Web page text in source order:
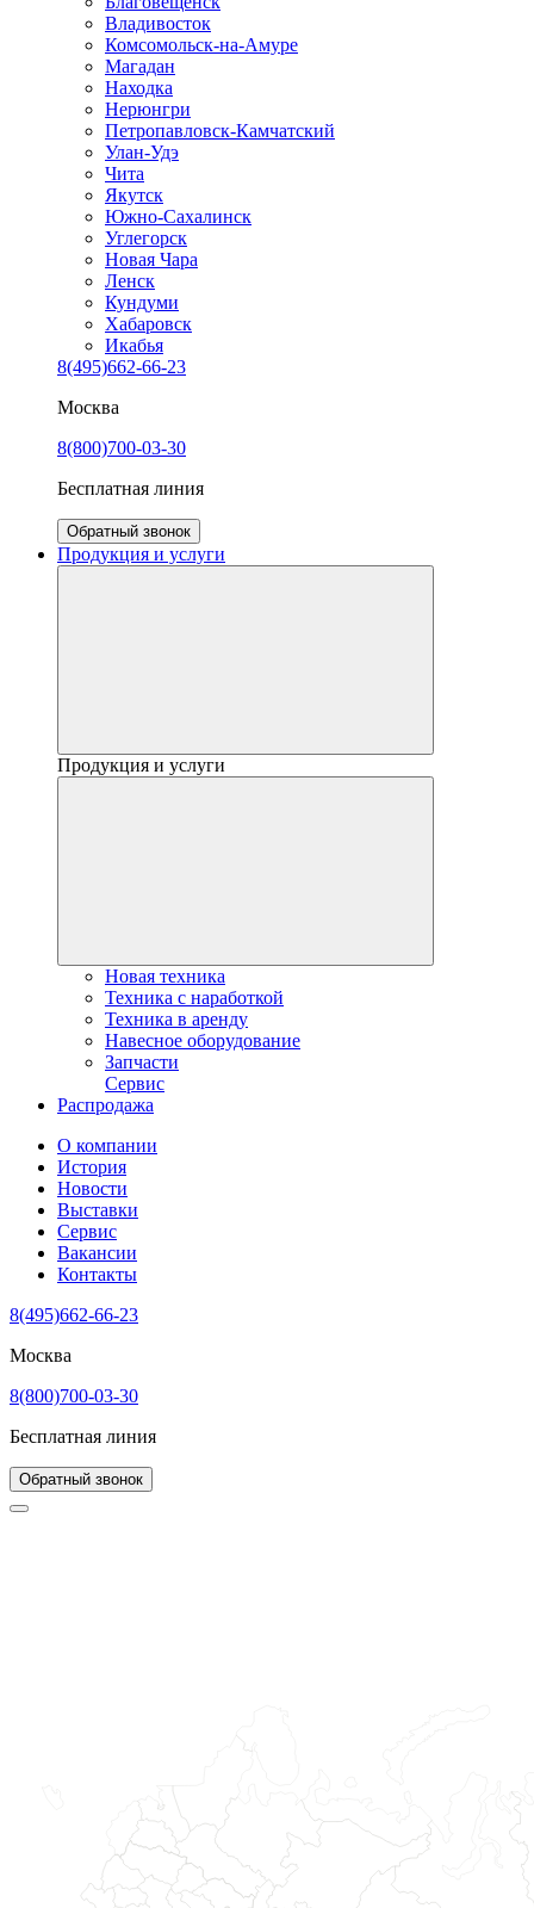
Владивосток
Комсомольск-на-Амуре
Магадан
Находка
Нерюнгри
Петропавловск-Камчатский
Улан-Удэ
Чита
Якутск
Южно-Сахалинск
Углегорск
Новая Чара
Ленск
Кундуми
Хабаровск
Икабья
8(495)662-66-23
Москва
8(800)700-03-30
Бесплатная линия
Обратный звонок
Продукция и услуги
Продукция и услуги
Новая техника
Техника с наработкой
Техника в аренду
Навесное оборудование
Запчасти
Сервис
Распродажа
О компании
История
Новости
Выставки
Сервис
Вакансии
Контакты
8(495)662-66-23
Москва
8(800)700-03-30
Бесплатная линия
Обратный звонок